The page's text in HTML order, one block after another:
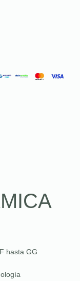
hasta GG